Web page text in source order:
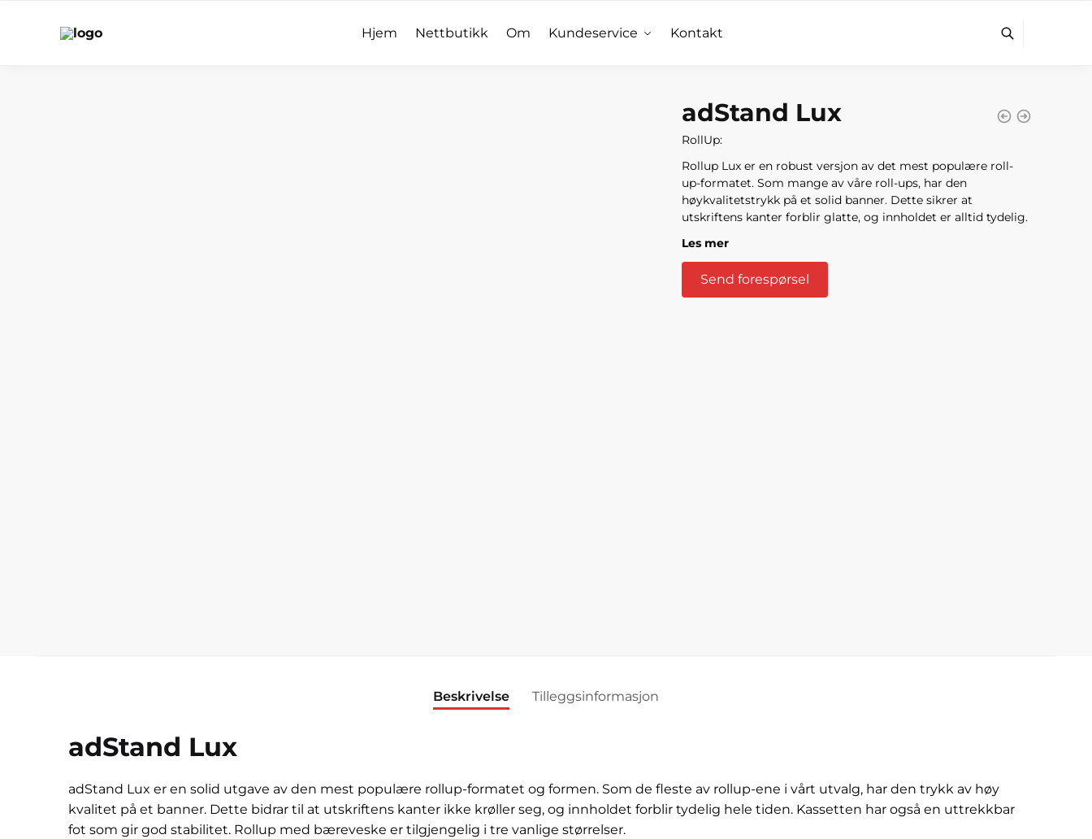
Hjem Nettbutikk Om Kundeservice Kontakt
adStand Lux
RollUp:
Rollup Lux er en robust versjon av det mest populære roll-
up-formatet. Som mange av våre roll-ups, har den
høykvalitetstrykk på et solid banner. Dette sikrer at
utskriftens kanter forblir glatte, og innholdet er alltid tydelig.
Les mer
Send forespørsel
Beskrivelse Tilleggsinformasjon
adStand Lux
adStand Lux er en solid utgave av den mest populære rollup-formatet og formen. Som de fleste av rollup-ene i vårt utvalg, har den trykk av høy
kvalitet på et banner. Dette bidrar til at utskriftens kanter ikke krøller seg, og innholdet forblir tydelig hele tiden. Kassetten har også en uttrekkbar
fot som gir god stabilitet. Rollup med bæreveske er tilgjengelig i tre vanlige størrelser.